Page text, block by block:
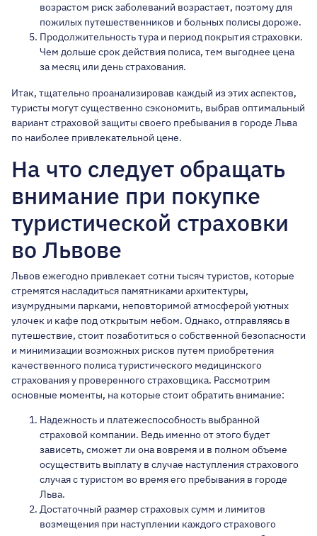
возрастом риск заболеваний возрастает, поэтому для
пожилых путешественников и больных полисы дороже.
Продолжительность тура и период покрытия страховки.
Чем дольше срок действия полиса, тем выгоднее цена
за месяц или день страхования.
Итак, тщательно проанализировав каждый из этих аспектов,
туристы могут существенно сэкономить, выбрав оптимальный
вариант страховой защиты своего пребывания в городе Льва
по наиболее привлекательной цене.
На что следует обращать
внимание при покупке
туристической страховки
во Львове
Львов ежегодно привлекает сотни тысяч туристов, которые
стремятся насладиться памятниками архитектуры,
изумрудными парками, неповторимой атмосферой уютных
улочек и кафе под открытым небом. Однако, отправляясь в
путешествие, стоит позаботиться о собственной безопасности
и минимизации возможных рисков путем приобретения
качественного полиса туристического медицинского
страхования у проверенного страховщика. Рассмотрим
основные моменты, на которые стоит обратить внимание:
Надежность и платежеспособность выбранной
страховой компании. Ведь именно от этого будет
зависеть, сможет ли она вовремя и в полном объеме
осуществить выплату в случае наступления страхового
случая с туристом во время его пребывания в городе
Льва.
Достаточный размер страховых сумм и лимитов
возмещения при наступлении каждого страхового